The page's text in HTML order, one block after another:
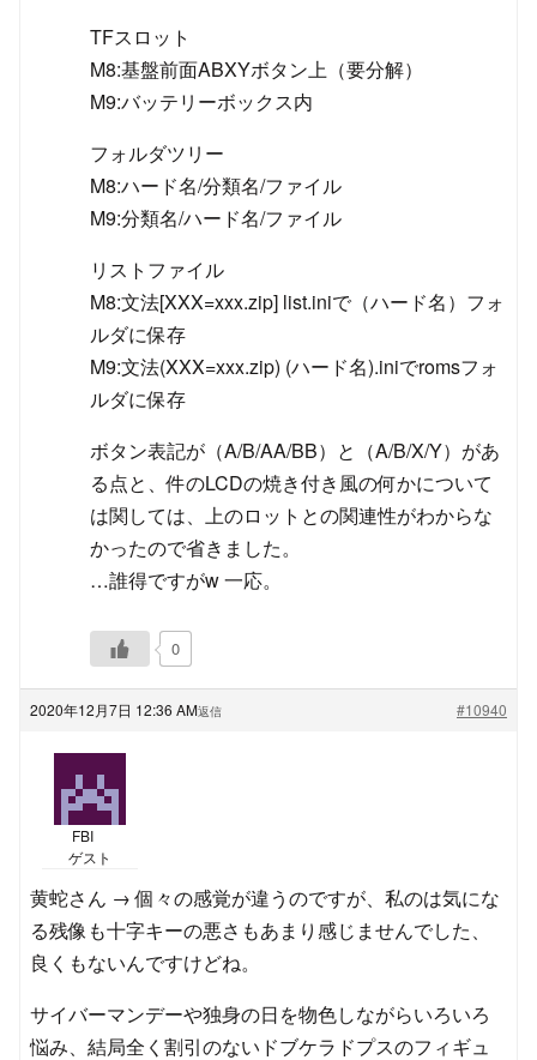
TFスロット
M8:基盤前面ABXYボタン上（要分解）
M9:バッテリーボックス内
フォルダツリー
M8:ハード名/分類名/ファイル
M9:分類名/ハード名/ファイル
リストファイル
M8:文法[XXX=xxx.zip] list.iniで（ハード名）フォ
ルダに保存
M9:文法(XXX=xxx.zip) (ハード名).iniでromsフォ
ルダに保存
ボタン表記が（A/B/AA/BB）と（A/B/X/Y）があ
る点と、件のLCDの焼き付き風の何かについて
は関しては、上のロットとの関連性がわからな
かったので省きました。
…誰得ですがw 一応。
0
2020年12月7日 12:36 AM #10940
返信
FBI
ゲスト
黄蛇さん → 個々の感覚が違うのですが、私のは気にな
る残像も十字キーの悪さもあまり感じませんでした、
良くもないんですけどね。
サイバーマンデーや独身の日を物色しながらいろいろ
悩み、結局全く割引のないドブケラドプスのフィギュ